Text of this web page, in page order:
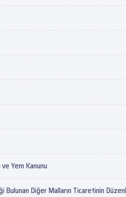
Yem Kanunu
Diğer Malların Ticaretinin